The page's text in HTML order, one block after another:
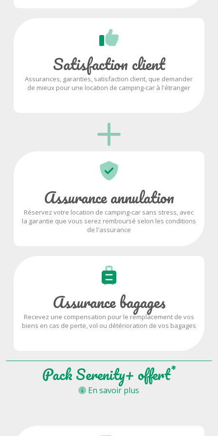
Satisfaction client
Assurances, garanties, satisfaction client, que demander
de mieux pour une location de camping-car à l'étranger
Assurance annulation
Réservez votre location de camping-car sans stress, avec
la garantie que vous serez remboursé selon les conditions
de l'assurance
Assurance bagages
Recevez une compensation pour le remplacement de vos
biens en cas de perte, vol ou détérioration de vos bagages
Pack Serenity+ offert*
En savoir plus